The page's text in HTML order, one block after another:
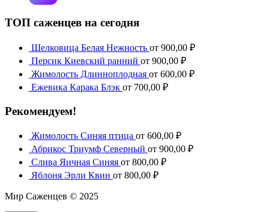
ТОП саженцев на сегодня
Шелковица Белая Нежность от 900,00 ₽
Персик Киевский ранний от 900,00 ₽
Жимолость Длинноплодная от 600,00 ₽
Ежевика Карака Блэк от 700,00 ₽
Рекомендуем!
Жимолость Синяя птица от 600,00 ₽
Абрикос Триумф Северный от 900,00 ₽
Слива Яичная Синяя от 800,00 ₽
Яблоня Эрли Квин от 800,00 ₽
Мир Саженцев © 2025